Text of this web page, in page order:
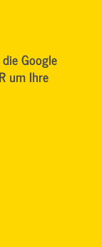
Google
um Ihre